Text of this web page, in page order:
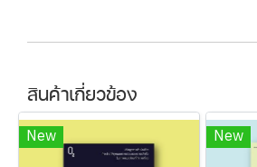
สินค้าเกี่ยวข้อง
New New